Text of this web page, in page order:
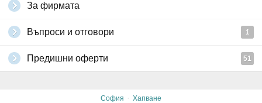
За фирмата
Въпроси и отговори 1
Предишни оферти 51
София · Хапване